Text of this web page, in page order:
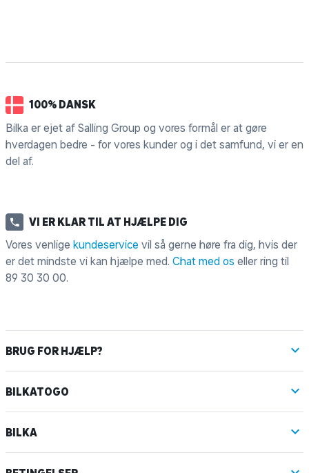
100% DANSK
Bilka er ejet af Salling Group og vores formål er at gøre
hverdagen bedre - for vores kunder og i det samfund, vi er en
del af.
VI ER KLAR TIL AT HJÆLPE DIG
Vores venlige kundeservice vil så gerne høre fra dig, hvis der
er det mindste vi kan hjælpe med. Chat med os eller ring til
89 30 30 00.
BRUG FOR HJÆLP?
BILKATOGO
BILKA